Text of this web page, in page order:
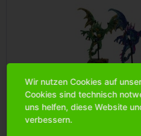
Großer Drache auf
Wir nutzen Cookies auf
Cookies sind technisch
uns helfen, diese Website
verbessern.